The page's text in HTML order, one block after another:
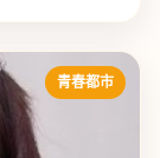
青春都市